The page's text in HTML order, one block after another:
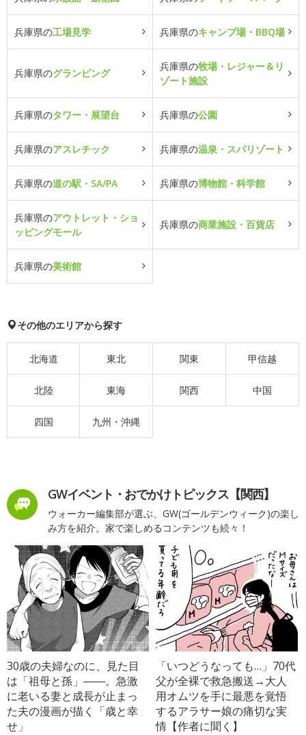
兵庫県の工場見学 兵庫県のキャンプ場・BBQ場
兵庫県のグランピング
兵庫県の牧場・レジャー＆リ
ゾート施設
兵庫県のタワー・展望台 兵庫県の公園
兵庫県のアスレチック 兵庫県の温泉・スパリゾート
兵庫県の道の駅・SA/PA 兵庫県の博物館・科学館
兵庫県のアウトレット・ショ
ッピングモール
兵庫県の商業施設・百貨店
兵庫県の美術館
その他のエリアから探す
北海道 東北 関東 甲信越
北陸 東海 関西 中国
四国 九州・沖縄
GWイベント・おでかけトピックス【関西】
ウォーカー編集部が選ぶ、GW(ゴールデンウィーク)の楽し
み方を紹介。家で楽しめるコンテンツも続々！
30歳の夫婦なのに、見た目
は「祖母と孫」――。急激
に老いる妻と成長が止まっ
た夫の漫画が描く「歳と幸
せ」
「いつどうなっても…」70代
父が全裸で救急搬送→大人
用オムツを手に最悪を覚悟
するアラサー娘の痛切な実
情【作者に聞く】